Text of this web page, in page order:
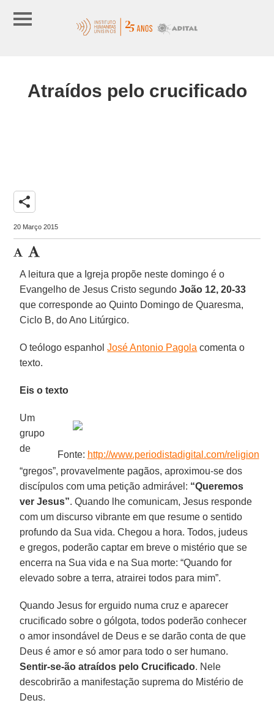
Atraídos pelo crucificado
share
20 Março 2015
A leitura que a Igreja propõe neste domingo é o
Evangelho de Jesus Cristo segundoJoão 12, 20-33
que corresponde ao Quinto Domingo de Quaresma,
Ciclo B, do Ano Litúrgico.
O teólogo espanholJosé Antonio Pagola comenta o
texto.
Eis o texto
Fonte: http://www.periodistadigital.com/religion
Um
grupo
de
“gregos”, provavelmente pagãos, aproximou-se dos
discípulos com uma petição admirável: “Queremos
ver Jesus”. Quando lhe comunicam, Jesus responde
com um discurso vibrante em que resume o sentido
profundo da Sua vida. Chegou a hora. Todos, judeus
e gregos, poderão captar em breve o mistério que se
encerra na Sua vida e na Sua morte: “Quando for
elevado sobre a terra, atrairei todos para mim”.
Quando Jesus for erguido numa cruz e aparecer
crucificado sobre o gólgota, todos poderão conhecer
o amor insondável de Deus e se darão conta de que
Deus é amor e só amor para todo o ser humano.
Sentir-se-ão atraídos pelo Crucificado. Nele
descobrirão a manifestação suprema do Mistério de
Deus.